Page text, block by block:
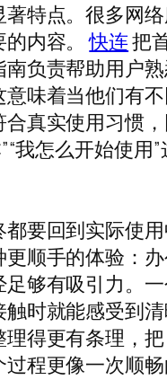
特点。很多网
的内容。快连把
负责帮助用户
味着当他们有
真实使用习惯
我怎么开始使
要回到实际使
顺手的体验：
够有吸引力。
时就能感受到
得更有条理，
程更像一次顺